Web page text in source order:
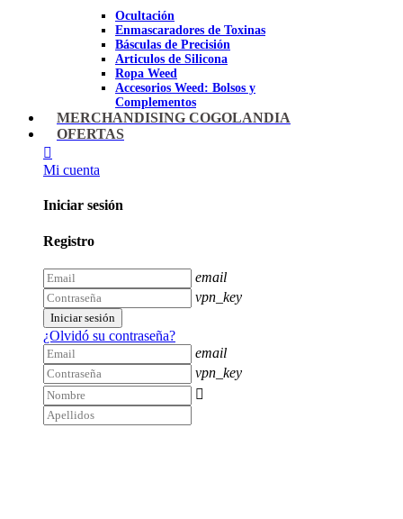
Imagen
Ocultación
Enmascaradores de Toxinas
Básculas de Precisión
Articulos de Silicona
Ropa Weed
Accesorios Weed: Bolsos y
Complementos
Cannabuds
Inciensos
MERCHANDISING COGOLANDIA
OFERTAS
Mi cuenta
Iniciar sesión
Registro
email
vpn_key
Iniciar sesión
¿Olvidó su contraseña?
email
vpn_key
